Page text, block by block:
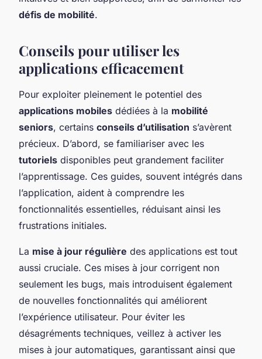
défis de mobilité.
Conseils pour utiliser les
applications efficacement
Pour exploiter pleinement le potentiel des
applications mobiles dédiées à la mobilité
seniors, certains conseils d’utilisation s’avèrent
précieux. D’abord, se familiariser avec les
tutoriels disponibles peut grandement faciliter
l’apprentissage. Ces guides, souvent intégrés dans
l’application, aident à comprendre les
fonctionnalités essentielles, réduisant ainsi les
frustrations initiales.
La mise à jour régulière des applications est tout
aussi cruciale. Ces mises à jour corrigent non
seulement les bugs, mais introduisent également
de nouvelles fonctionnalités qui améliorent
l’expérience utilisateur. Pour éviter les
désagréments techniques, veillez à activer les
mises à jour automatiques, garantissant ainsi que